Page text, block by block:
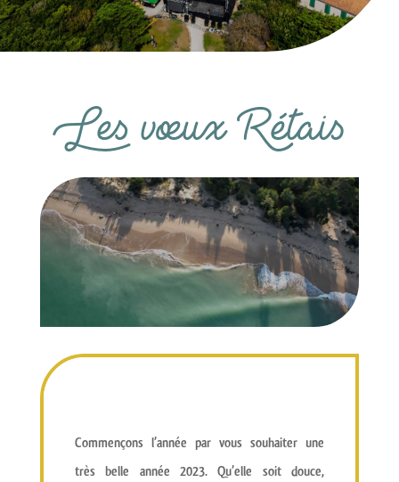
Les vœux Rétais
Commençons l’année par vous souhaiter une
très belle année 2023. Qu’elle soit douce,